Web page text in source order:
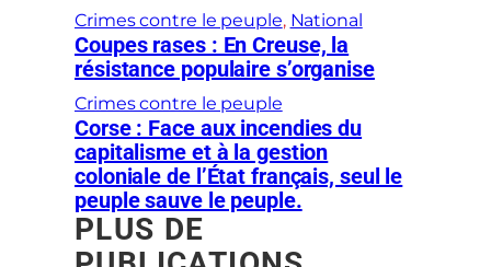
Crimes contre le peuple, National
Coupes rases : En Creuse, la
résistance populaire s’organise
Crimes contre le peuple
Corse : Face aux incendies du
capitalisme et à la gestion
coloniale de l’État français, seul le
peuple sauve le peuple.
PLUS DE